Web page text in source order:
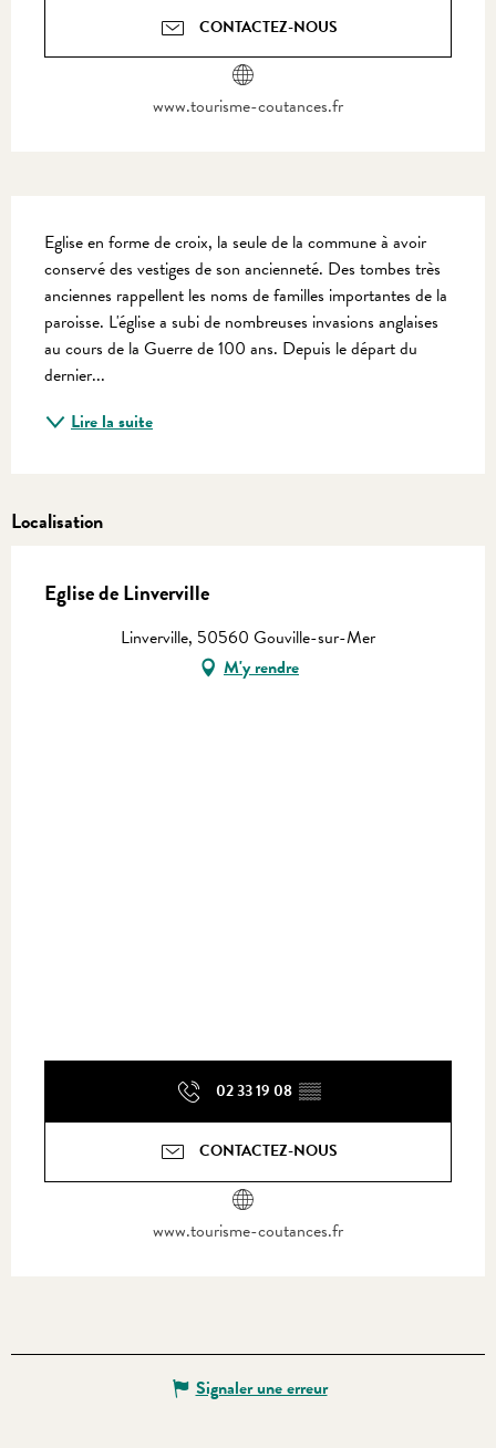
CONTACTEZ-NOUS
www.tourisme-coutances.fr
Eglise en forme de croix, la seule de la commune à avoir
conservé des vestiges de son ancienneté. Des tombes très
anciennes rappellent les noms de familles importantes de la
paroisse. L'église a subi de nombreuses invasions anglaises
au cours de la Guerre de 100 ans. Depuis le départ du
dernier...
Lire la suite
Localisation
Eglise de Linverville
Linverville, 50560 Gouville-sur-Mer
M'y rendre
02 33 19 08 ▒▒
CONTACTEZ-NOUS
www.tourisme-coutances.fr
Signaler une erreur